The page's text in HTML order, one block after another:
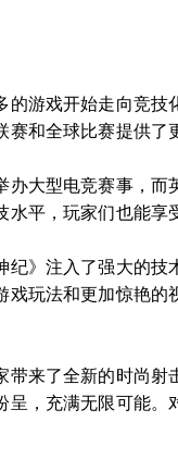
的游戏开始走向竞
和全球比赛提供了
办大型电竞赛事，
平，玩家们也能享
纪》注入了强大的
戏玩法和更加惊艳
带来了全新的时尚
，充满无限可能